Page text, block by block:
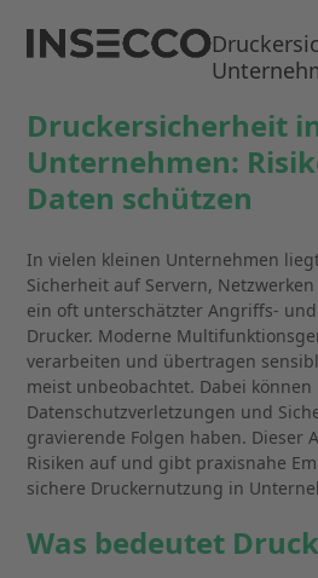
content
mobile
mobile
Druckersicherheit
Unternehmen:
Daten schützen
In vielen kleinen Unternehmen
Sicherheit auf Servern,
ein oft unterschätzter Angriffs-
Drucker. Moderne
verarbeiten und übertragen
meist unbeobachtet. Dabei können
Datenschutzverletzungen und
gravierende Folgen haben. Dieser
Risiken auf und gibt praxisnahe
sichere Druckernutzung in
Was bedeutet